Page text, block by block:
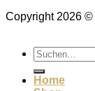
Copyright 2026 ©
Suchen
nach:
Home